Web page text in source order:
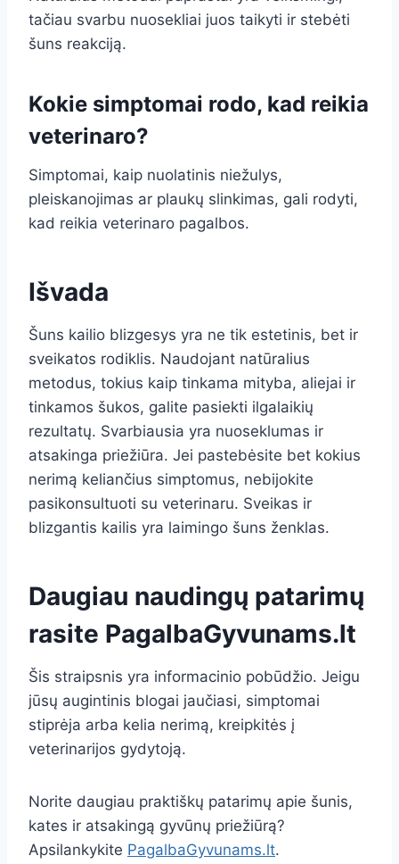
tačiau svarbu nuosekliai juos taikyti ir stebėti
šuns reakciją.
Kokie simptomai rodo, kad reikia
veterinaro?
Simptomai, kaip nuolatinis niežulys,
pleiskanojimas ar plaukų slinkimas, gali rodyti,
kad reikia veterinaro pagalbos.
Išvada
Šuns kailio blizgesys yra ne tik estetinis, bet ir
sveikatos rodiklis. Naudojant natūralius
metodus, tokius kaip tinkama mityba, aliejai ir
tinkamos šukos, galite pasiekti ilgalaikių
rezultatų. Svarbiausia yra nuoseklumas ir
atsakinga priežiūra. Jei pastebėsite bet kokius
nerimą keliančius simptomus, nebijokite
pasikonsultuoti su veterinaru. Sveikas ir
blizgantis kailis yra laimingo šuns ženklas.
Daugiau naudingų patarimų
rasite PagalbaGyvunams.lt
Šis straipsnis yra informacinio pobūdžio. Jeigu
jūsų augintinis blogai jaučiasi, simptomai
stiprėja arba kelia nerimą, kreipkitės į
veterinarijos gydytoją.
Norite daugiau praktiškų patarimų apie šunis,
kates ir atsakingą gyvūnų priežiūrą?
Apsilankykite PagalbaGyvunams.lt.